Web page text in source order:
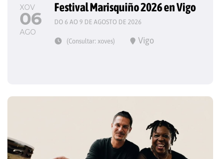
XOV
06
AGO
Festival Marisquiño 2026 en Vigo
DO 6 AO 9 DE AGOSTO DE 2026
(Consultar: xoves) Vigo